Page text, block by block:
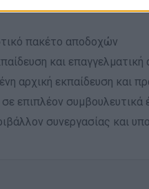
πακέτο αποδοχών
και επαγγελματική
αρχική εκπαίδευση και
επιπλέον συμβουλευτικά
συνεργασίας και